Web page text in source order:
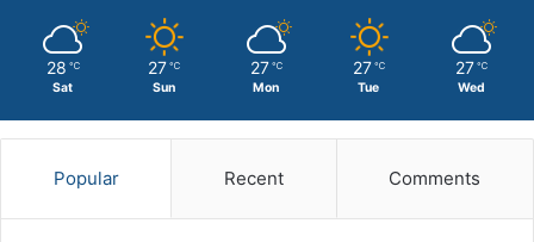
28 ℃
Sat
27 ℃
Sun
27 ℃
Mon
27 ℃
Tue
27 ℃
Wed
Popular Recent Comments